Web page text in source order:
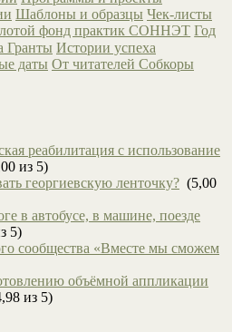
Шаблоны и образцы Чек-листы
фонд практик СОННЭТ Год
Гранты Истории успеха
даты От читателей Собкоры
реабилитация с использование
из 5)
георгиевскую ленточку? (5,00
в автобусе, в машине, поезде
5)
сообщества «Вместе мы сможем
объёмной аппликации
из 5)